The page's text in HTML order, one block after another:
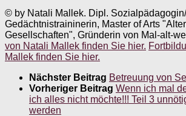
© by Natali Mallek. Dipl.
Gedächtnistraininerin, Master of Arts
Gesellschaften", Gründerin von Mal-alt-
von Natali Mallek finden Sie hier.
Mallek finden Sie hier.
Nächster Beitrag Betreuung von
Vorheriger Beitrag Wenn ich mal
ich alles nicht möchte!!! Teil 3
werden